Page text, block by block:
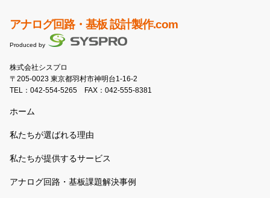
アナログ回路・基板 設計製作.com
Produced by
株式会社シスプロ
〒205-0023 東京都羽村市神明台1-16-2
TEL： 042-554-5265 FAX：042-555-8381
ホーム
私たちが選ばれる理由
私たちが提供するサービス
アナログ回路・基板課題解決事例